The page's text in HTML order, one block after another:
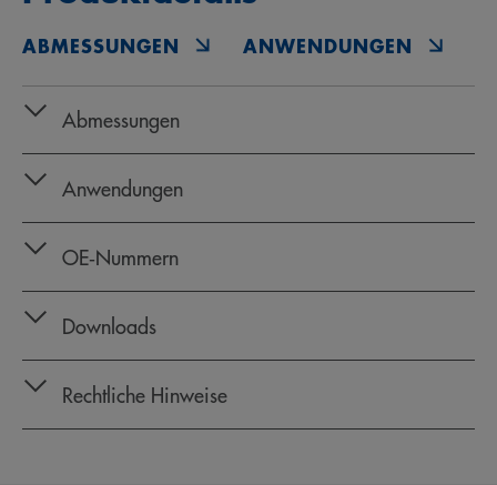
ABMESSUNGEN ANWENDUNGEN
Abmessungen
Anwendungen
OE‑Nummern
Downloads
Rechtliche Hinweise